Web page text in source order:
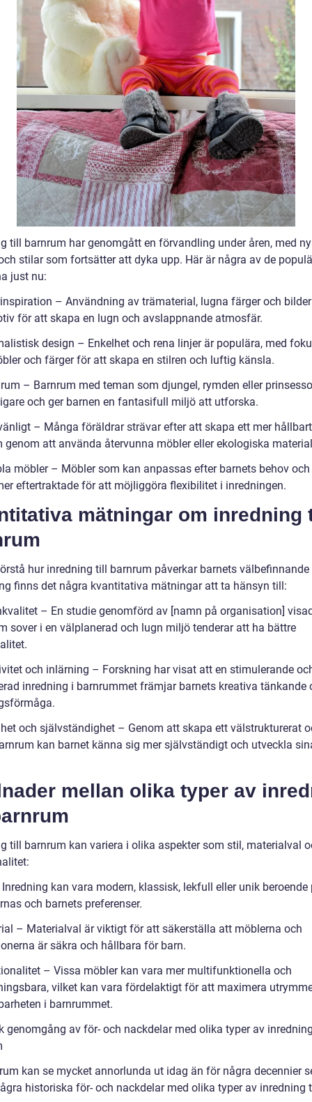
till barnrum har genomgått en förvandling under åren, med
stilar som fortsätter att dyka upp. Här är några av de
just nu:
– Användning av trämaterial, lugna färger och
för att skapa en lugn och avslappnande atmosfär.
design – Enkelhet och rena linjer är populära, med
och färger för att skapa en stilren och luftig känsla.
– Barnrum med teman som djungel, rymden eller
och ger barnen en fantasifull miljö att utforska.
– Många föräldrar strävar efter att skapa ett mer hållbart
genom att använda återvunna möbler eller ekologiska
möbler – Möbler som kan anpassas efter barnets behov
eftertraktade för att möjliggöra flexibilitet i inredningen.
mätningar om inredning
hur inredning till barnrum påverkar barnets välbefinnande
finns det några kvantitativa mätningar att ta hänsyn till:
– En studie genomförd av [namn på organisation]
sover i en välplanerad och lugn miljö tenderar att ha bättre
och inlärning – Forskning har visat att en stimulerande
inredning i barnrummet främjar barnets kreativa tänkande
och självständighet – Genom att skapa ett välstrukturerat
kan barnet känna sig mer självständigt och utveckla
mellan olika typer av
till barnrum kan variera i olika aspekter som stil, materialval
kan vara modern, klassisk, lekfull eller unik beroende
och barnets preferenser.
– Materialval är viktigt för att säkerställa att möblerna och
är säkra och hållbara för barn.
– Vissa möbler kan vara mer multifunktionella och
vilket kan vara fördelaktigt för att maximera
i barnrummet.
genomgång av för- och nackdelar med olika typer av
kan se mycket annorlunda ut idag än för några decennier
historiska för- och nackdelar med olika typer av inredning